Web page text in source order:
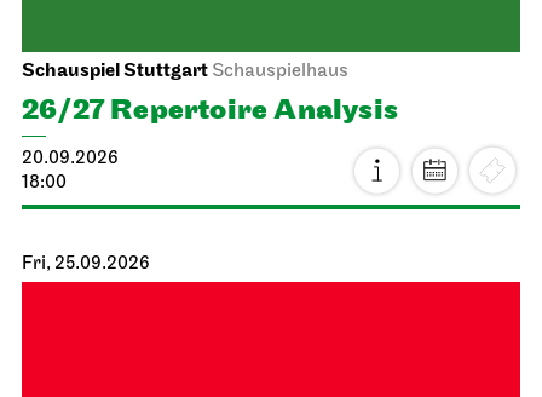
Schauspiel Stuttgart Schauspielhaus
26/27 Repertoire Analysis
20.09.2026
18:00
Fri, 25.09.2026